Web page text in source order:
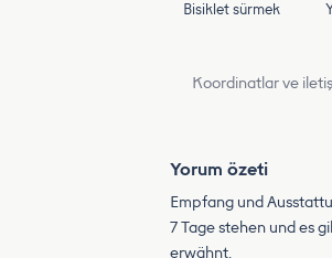
Bisiklet sürmek
Koordinatlar ve
Yorum özeti
Empfang und
7 Tage stehen und es
erwähnt.